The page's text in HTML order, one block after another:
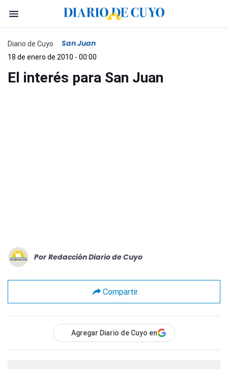
Diario de Cuyo San Juan
18 de enero de 2010 - 00:00
El interés para San Juan
Por Redacción Diario de Cuyo
Compartir
Agregar Diario de Cuyo en